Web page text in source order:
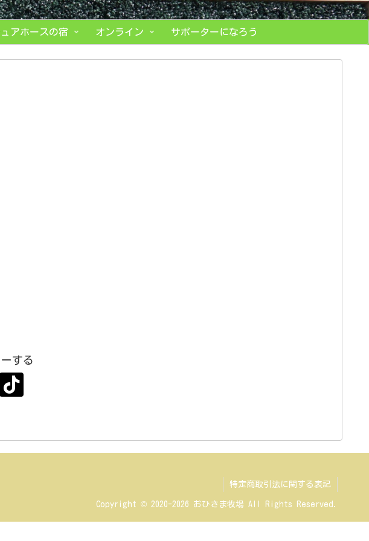
アホースの宿 オンライン サポーターになろう
する
特定商取引法に関する表記
Copyright © 2020-2026 おひさま牧場 All Rights Reserved.